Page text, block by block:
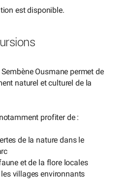
est disponible.
Ousmane permet de
naturel et culturel de la
profiter de :
de la nature dans le
et de la flore locales
villages environnants